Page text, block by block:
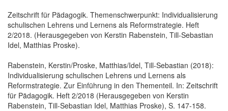
Zeitschrift für Pädagogik. Themenschwerpunkt: Individualisierung
schulischen Lehrens und Lernens als Reformstrategie. Heft
2/2018. (Herausgegeben von Kerstin Rabenstein, Till-Sebastian
Idel, Matthias Proske).
Rabenstein, Kerstin/Proske, Matthias/Idel, Till-Sebastian (2018):
Individualisierung schulischen Lehrens und Lernens als
Reformstrategie. Zur Einführung in den Thementeil. In: Zeitschrift
für Pädagogik. Heft 2/2018 (Herausgegeben von Kerstin
Rabenstein, Till-Sebastian Idel, Matthias Proske), S. 147-158.